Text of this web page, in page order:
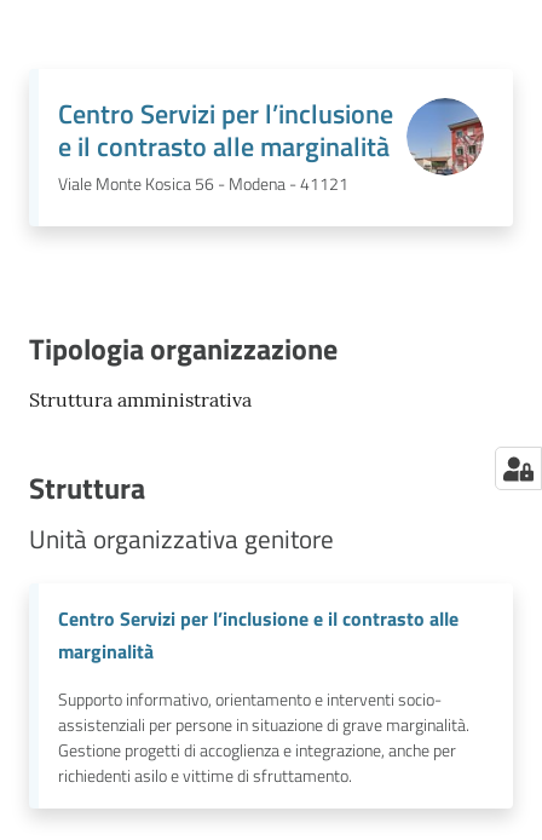
Centro Servizi per l’inclusione
e il contrasto alle marginalità
Viale Monte Kosica 56 - Modena - 41121
Tipologia organizzazione
Struttura amministrativa
Struttura
Unità organizzativa genitore
Centro Servizi per l’inclusione e il contrasto alle
marginalità
Supporto informativo, orientamento e interventi socio-
assistenziali per persone in situazione di grave marginalità.
Gestione progetti di accoglienza e integrazione, anche per
richiedenti asilo e vittime di sfruttamento.